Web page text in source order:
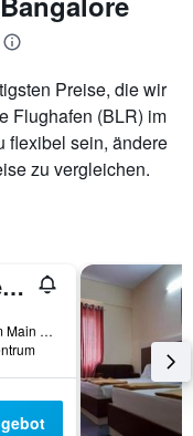
Preise, die wir
Flughafen (BLR) im
flexibel sein, ändere
zu vergleichen.
Green`s Residency
#118, Kalasipalyam Main Road Opp Ayyappa Temple, Bengaluru, Indien